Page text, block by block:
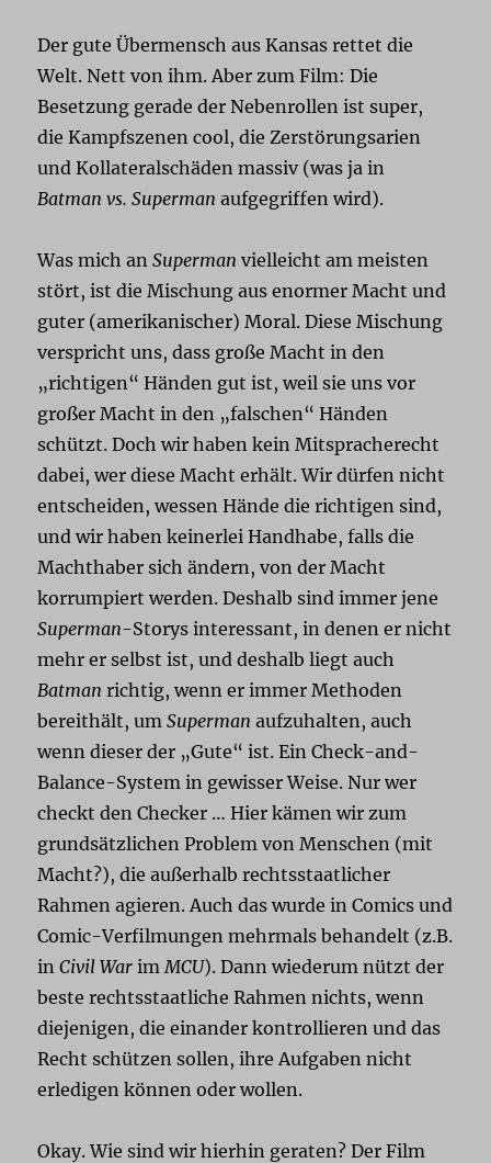
Der gute Übermensch aus Kansas rettet die
Welt. Nett von ihm. Aber zum Film: Die
Besetzung gerade der Nebenrollen ist super,
die Kampfszenen cool, die Zerstörungsarien
und Kollateralschäden massiv (was ja in
Batman vs. Superman aufgegriffen wird).
Was mich anSuperman vielleicht am meisten
stört, ist die Mischung aus enormer Macht und
guter (amerikanischer) Moral. Diese Mischung
verspricht uns, dass große Macht in den
„richtigen“ Händen gut ist, weil sie uns vor
großer Macht in den „falschen“ Händen
schützt. Doch wir haben kein Mitspracherecht
dabei, wer diese Macht erhält. Wir dürfen nicht
entscheiden, wessen Hände die richtigen sind,
und wir haben keinerlei Handhabe, falls die
Machthaber sich ändern, von der Macht
korrumpiert werden. Deshalb sind immer jene
Superman-Storys interessant, in denen er nicht
mehr er selbst ist, und deshalb liegt auch
Batman richtig, wenn er immer Methoden
bereithält, umSuperman aufzuhalten, auch
wenn dieser der „Gute“ ist. Ein Check-and-
Balance-System in gewisser Weise. Nur wer
checkt den Checker … Hier kämen wir zum
grundsätzlichen Problem von Menschen (mit
Macht?), die außerhalb rechtsstaatlicher
Rahmen agieren. Auch das wurde in Comics und
Comic-Verfilmungen mehrmals behandelt (z.B.
inCivil War im MCU). Dann wiederum nützt der
beste rechtsstaatliche Rahmen nichts, wenn
diejenigen, die einander kontrollieren und das
Recht schützen sollen, ihre Aufgaben nicht
erledigen können oder wollen.
Okay. Wie sind wir hierhin geraten? Der Film